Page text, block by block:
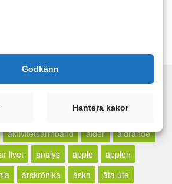
kommentar.
945 ac/dc
advent
aktivitetsarmband ålder
åldrande
livet analys äpple
äpplen
årskrönika åska
äta ute
Godkänn
Hantera kakor